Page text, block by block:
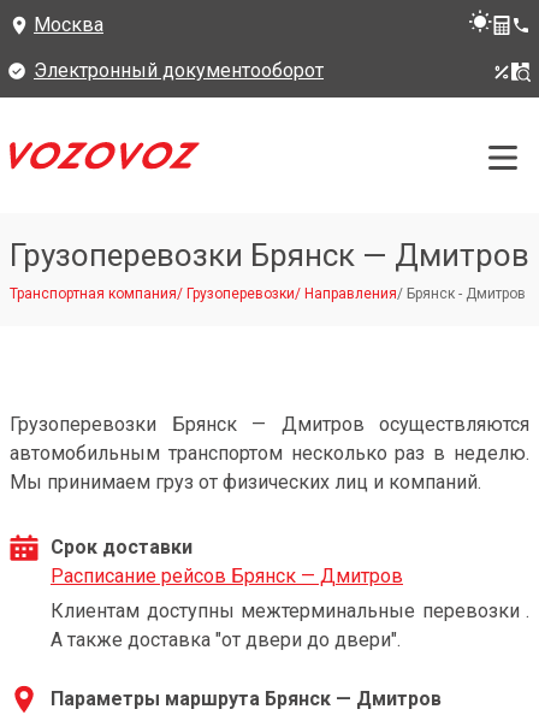
Москва
Электронный документооборот
Грузоперевозки Брянск — Дмитров
Транспортная компания/ Грузоперевозки/ Направления/ Брянск - Дмитров
Грузоперевозки Брянск — Дмитров осуществляются
автомобильным транспортом несколько раз в неделю.
Мы принимаем груз от физических лиц и компаний.
Срок доставки
Расписание рейсов Брянск — Дмитров
Клиентам доступны межтерминальные перевозки .
А также доставка "от двери до двери".
Параметры маршрута Брянск — Дмитров